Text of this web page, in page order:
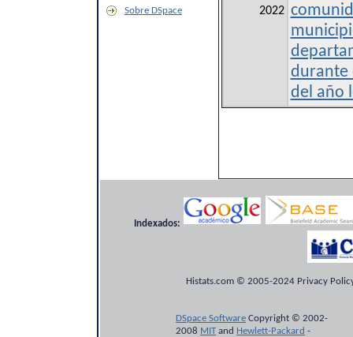
Sobre DSpace
2022
durante
del año
Indexados:
Histats.com © 2005-2024 Privacy
DSpace Software Copyright © 2002-
2008 MITand Hewlett-Packard -